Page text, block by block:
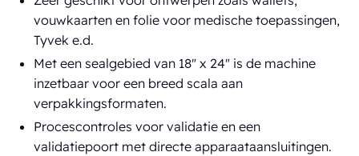
vouwkaarten en folie voor medische toepassingen,
Tyvek e.d.
Met een sealgebied van 18" x 24" is de machine
inzetbaar voor een breed scala aan
verpakkingsformaten.
Procescontroles voor validatie en een
validatiepoort met directe apparaataansluitingen.